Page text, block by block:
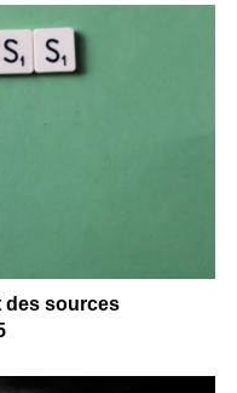
des sources